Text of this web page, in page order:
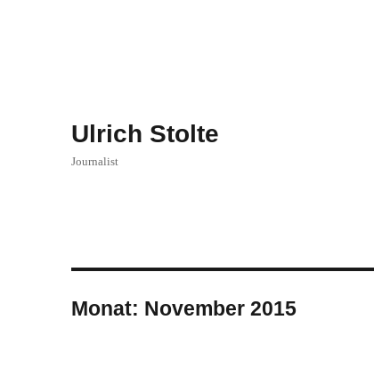
Ulrich Stolte
Journalist
Monat: November 2015